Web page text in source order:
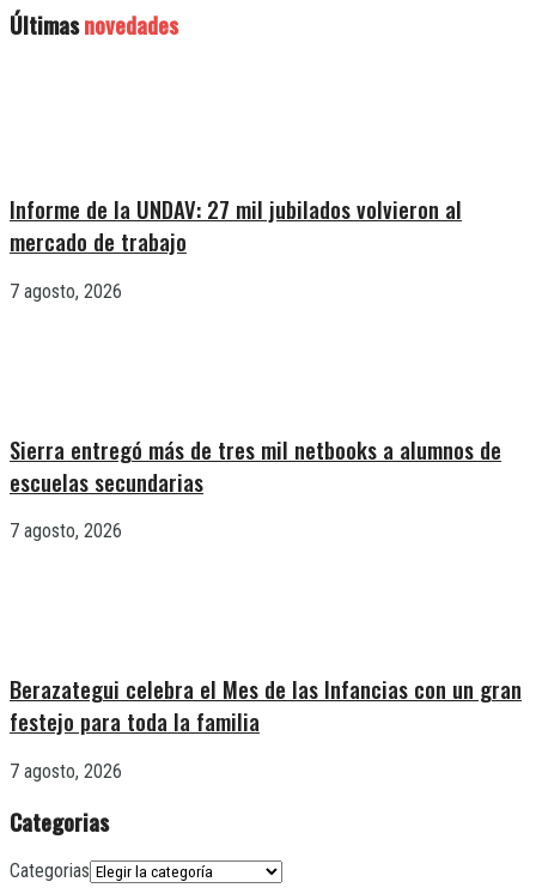
Últimasnovedades
Informe de la UNDAV: 27 mil jubilados volvieron al
mercado de trabajo
7 agosto, 2026
Sierra entregó más de tres mil netbooks a alumnos de
escuelas secundarias
7 agosto, 2026
Berazategui celebra el Mes de las Infancias con un gran
festejo para toda la familia
7 agosto, 2026
Categorias
Categorias